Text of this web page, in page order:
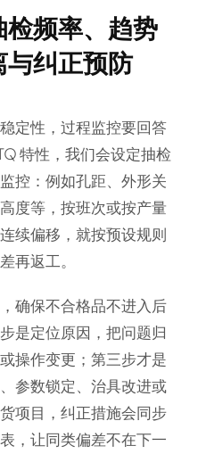
频率、趋势
与纠正预防
定性，过程监控要回答
特性，我们会设定抽检
控：例如孔距、外形关
度等，按班次或按产量
续偏移，就按预设规则
再返工。
确保不合格品不进入后
是定位原因，把问题归
操作变更；第三步才是
参数锁定、治具改进或
项目，纠正措施会同步
，让同类偏差不在下一